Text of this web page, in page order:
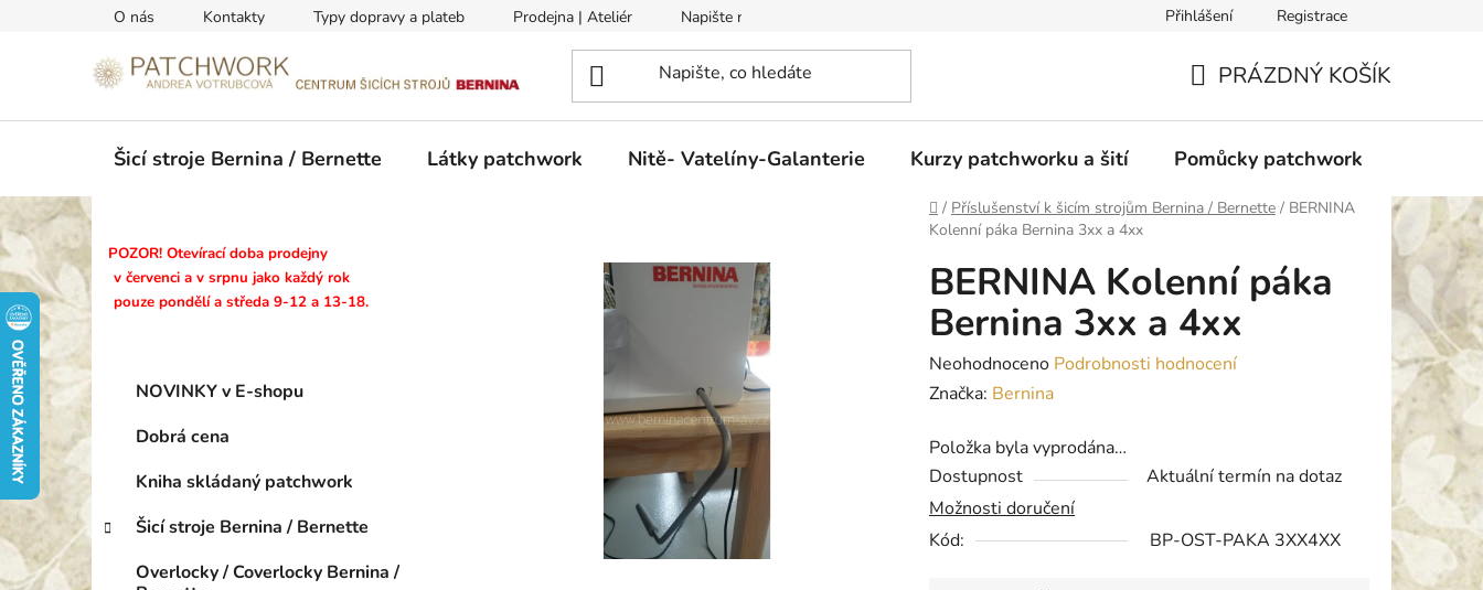
O nás Kontakty Typy dopravy a plateb Prodejna | Ateliér Napište nám Obchodní podmínky
Přihlášení Registrace
KOŠÍK
PRÁZDNÝ KOŠÍK
Šicí stroje Bernina / Bernette Látky patchwork Nitě- Vatelíny-Galanterie Kurzy patchworku a šití Pomůcky patchwork
Domů
/ Příslušenství k šicím strojům Bernina / Bernette / BERNINA
Kolenní páka Bernina 3xx a 4xx
P
o
s
r
í
a
POZOR! Otevírací doba prodejny
v červenci a v srpnu jako každý rok
pouze pondělí a středa 9-12 a 13-18.
Přeskočit
kategorie
K
g
o
i
NOVINKY v E-shopu
Dobrá cena
Kniha skládaný patchwork
Šicí stroje Bernina / Bernette
Overlocky / Coverlocky Bernina /
BERNINA Kolenní páka
Bernina 3xx a 4xx
Průměrné
hodnocení
je
0,0
z
5
Neohodnoceno Podrobnosti hodnocení
Značka: Bernina
Položka byla vyprodána…
Dostupnost
Aktuální termín na dotaz
Možnosti doručení
Kód:
BP-OST-PAKA 3XX4XX